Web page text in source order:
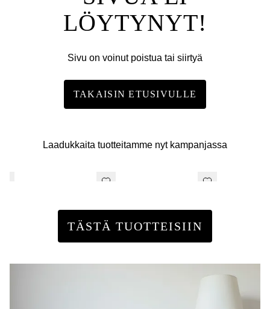
LÖYTYNYT!
Sivu on voinut poistua tai siirtyä
TAKAISIN ETUSIVULLE
Laadukkaita tuotteitamme nyt kampanjassa
TÄSTÄ TUOTTEISIIN